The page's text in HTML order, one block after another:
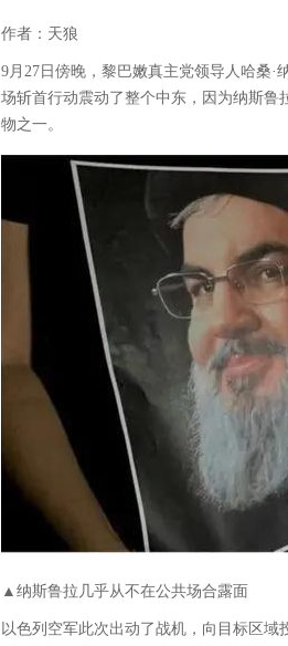
高级指挥官和伊朗...
作者：天狼
9月27日傍晚，黎巴嫩真主党领导人哈桑
场斩首行动震动了整个中东，因为纳斯鲁
物之一。
▲纳斯鲁拉几乎从不在公共场合露面
以色列空军此次出动了战机，向目标区